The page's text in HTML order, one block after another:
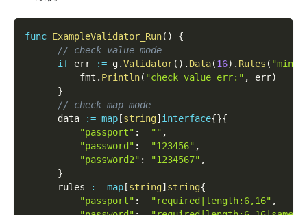
func ExampleValidator_Run( )
{
// check value mode
if err := g.Validator( ) . Data(16) . Rules (
          fmt
. Println( "check value err:" , err)
}
// check map mode
      data
:= map [string] interface{}{
"passport" : "" ,
"password" : "123456" ,
"password2" : "1234567" ,
}
      rules
:= map [string] string{
"passport" : "required|length:6,16" ,